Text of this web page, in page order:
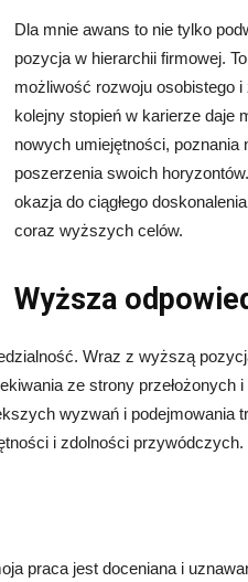
Dla mnie awans to nie tylko
pozycja w hierarchii firmowej.
możliwość rozwoju osobistego
kolejny stopień w karierze daje
nowych umiejętności, poznania
poszerzenia swoich
okazja do ciągłego
coraz wyższych celów.
Wyższa
Wraz z wyższą
ze strony przełożonych i
wyzwań i podejmowania
i zdolności przywódczych.
praca jest doceniana i